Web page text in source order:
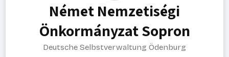
Német Nemzetiségi
Önkormányzat Sopron
Deutsche Selbstverwaltung Ödenburg